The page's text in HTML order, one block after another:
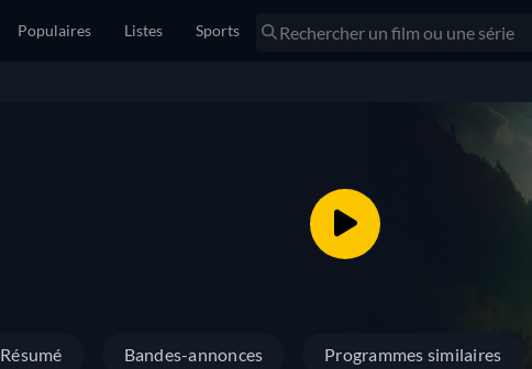
Populaires Listes Sports
Résumé Bandes-annonces Programmes similaires